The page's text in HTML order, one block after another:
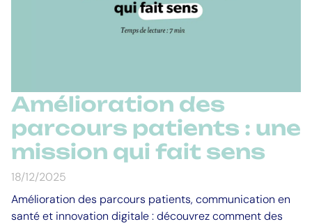
Amélioration des
parcours patients : une
mission qui fait sens
18/12/2025
Amélioration des parcours patients, communication en
santé et innovation digitale : découvrez comment des